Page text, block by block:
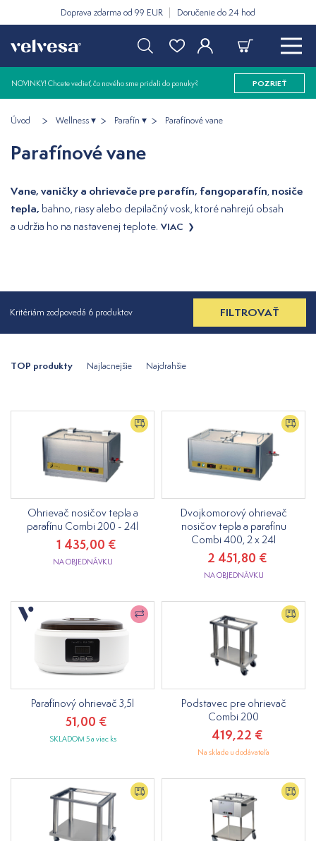
Doprava zdarma od 99 EUR Doručenie do 24 hod
NOVINKY! Chcete vedieť, čo nového sme pridali do ponuky? POZRIEŤ
Úvod Wellness Parafín Parafínové vane
Parafínové vane
Vane, vaničky a ohrievače pre parafín, fangoparafín nosiče
tepla, bahno, riasy alebo depilačný vosk, ktoré nahrejú obsah
a udržia ho na nastavenej teplote. VIAC
Kritériám zodpovedá 6 produktov FILTROVAŤ
TOP produkty Najlacnejšie Najdrahšie
Ohrievač nosičov tepla a
parafínu Combi 200 - 24l
1 435,00 €
NA OBJEDNÁVKU
Dvojkomorový ohrievač
nosičov tepla a parafínu
Combi 400, 2 x 24l
2 451,80 €
NA OBJEDNÁVKU
Parafínový ohrievač 3,5l
51,00 €
SKLADOM 5 a viac ks
Podstavec pre ohrievač
Combi 200
419,22 €
Na sklade u dodávateľa